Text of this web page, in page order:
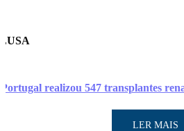
LUSA
Portugal realizou 547 transplantes
LER MAIS